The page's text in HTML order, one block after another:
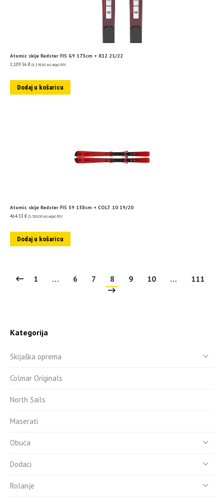
Atomic skije Redster FIS G9 173cm + X12 21/22
1,109.56 € (8,359.98 kn) uključ. PDV
Dodaj u košaricu
Atomic skije Redster FIS S9 138cm + COLT 10 19/20
464.53 € (3,500.00 kn) uključ. PDV
Dodaj u košaricu
1 … 6 7 8 9 10 … 111
Kategorija
Skijaška oprema
Colmar Originals
North Sails
Maserati
Obuća
Dodaci
Rolanje